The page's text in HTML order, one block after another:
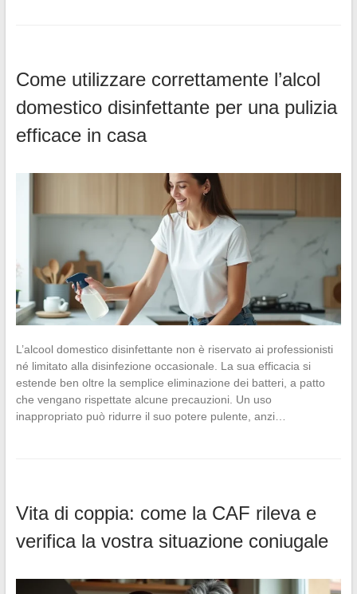
Come utilizzare correttamente l’alcol
domestico disinfettante per una pulizia
efficace in casa
L’alcool domestico disinfettante non è riservato ai professionisti
né limitato alla disinfezione occasionale. La sua efficacia si
estende ben oltre la semplice eliminazione dei batteri, a patto
che vengano rispettate alcune precauzioni. Un uso
inappropriato può ridurre il suo potere pulente, anzi…
Vita di coppia: come la CAF rileva e
verifica la vostra situazione coniugale